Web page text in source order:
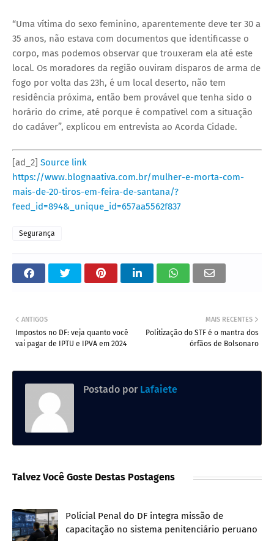
“Uma vítima do sexo feminino, aparentemente deve ter 30 a
35 anos, não estava com documentos que identificasse o
corpo, mas podemos observar que trouxeram ela até este
local. Os moradores da região ouviram disparos de arma de
fogo por volta das 23h, é um local deserto, não tem
residência próxima, então bem provável que tenha sido o
horário do crime, até porque é compatível com a situação
do cadáver”, explicou em entrevista ao Acorda Cidade.
[ad_2] Source link
https://www.blognaativa.com.br/mulher-e-morta-com-
mais-de-20-tiros-em-feira-de-santana/?
feed_id=894&_unique_id=657aa5562f837
Segurança
MAIS RECENTES
Politização do STF é o mantra dos
órfãos de Bolsonaro
ANTIGOS
Impostos no DF: veja quanto você
vai pagar de IPTU e IPVA em 2024
Postado por Lafaiete
Talvez Você Goste Destas Postagens
Policial Penal do DF integra missão de
capacitação no sistema penitenciário peruano